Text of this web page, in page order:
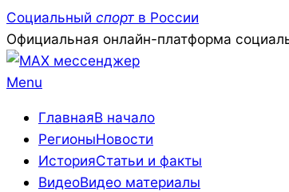
Skip
to
content
Социальный спорт в России
Официальная онлайн-платформа
Primary
Menu
Menu
ГлавнаяВ начало
РегионыНовости
ИсторияСтатьи и факты
ВидеоВидео материалы